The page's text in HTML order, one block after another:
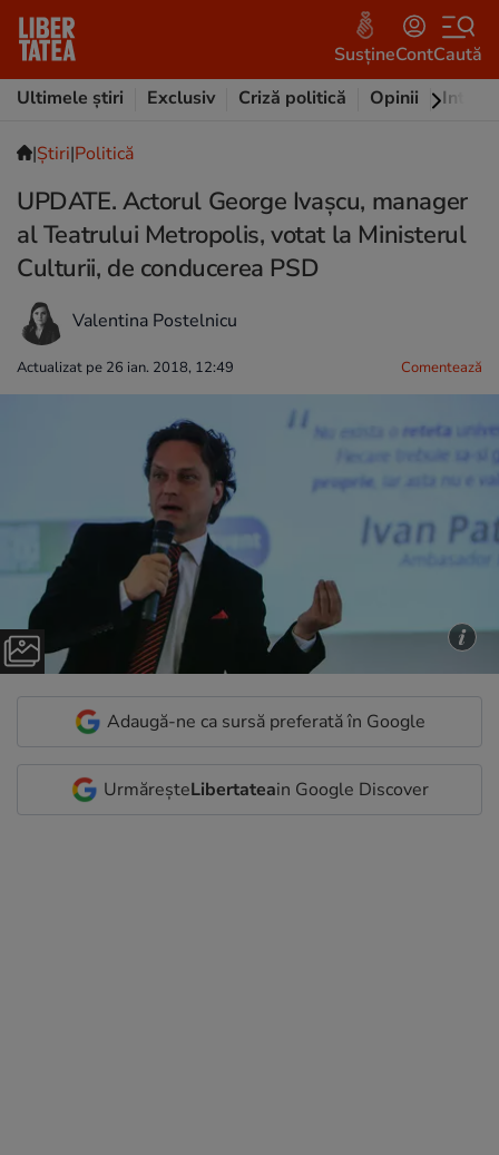
SusțineContCaută
Ultimele știri
Exclusiv Criză politică Opinii
|Ştiri|Politică
UPDATE. Actorul George Ivașcu, manager
al Teatrului Metropolis, votat la Ministerul
Culturii, de conducerea PSD
Valentina Postelnicu
Actualizat pe 26 ian. 2018, 12:49 Comentează
Adaugă-ne ca sursă preferată în Google
UrmăreșteLibertateain Google Discover